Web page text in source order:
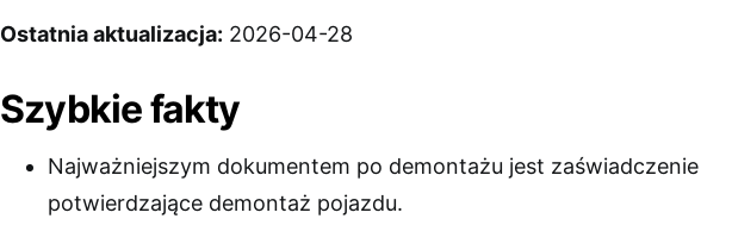
Ostatnia aktualizacja: 2026-04-28
Szybkie fakty
Najważniejszym dokumentem po demontażu jest zaświadczenie
potwierdzające demontaż pojazdu.